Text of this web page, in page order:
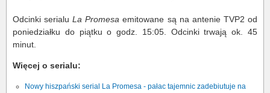
Odcinki serialuLa Promesa emitowane są na antenie TVP2 od
poniedziałku do piątku o godz. 15:05. Odcinki trwają ok. 45
minut.
Więcej o serialu:
Nowy hiszpański serial La Promesa - pałac tajemnic zadebiutuje na